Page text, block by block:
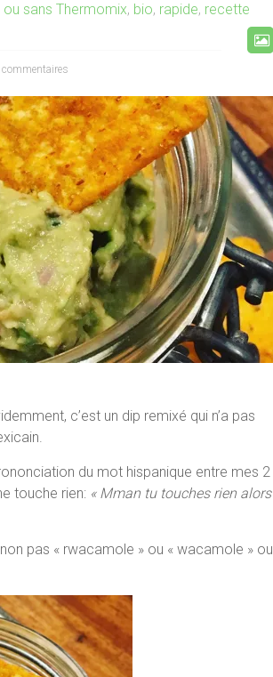
sans Thermomix, bio, rapide, recette
c’est un dip remixé qui n’a pas
du mot hispanique entre mes 2
touche rien: « Mman tu touches rien alors
pas « rwacamole » ou « wacamole » ou